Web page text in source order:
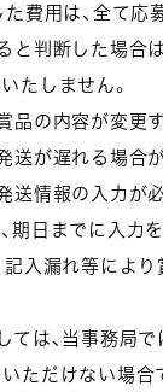
た費用は、全て
と判断した場合
たしません。
品の内容が変更
送が遅れる場合
送情報の入力が
期日までに入力
記入漏れ等によ
ては、当事務局
ただけない場合